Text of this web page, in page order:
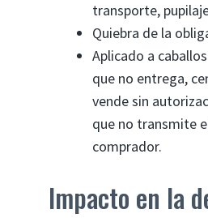
transporte,
Quiebra de la
Aplicado a
que no entrega,
vende sin
que no transmite
comprador.
Impacto en la